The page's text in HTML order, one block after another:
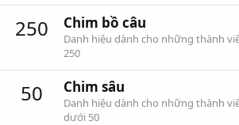
250 Chim bồ câu
Danh hiệu dành cho những thành
250
50 Chim sâu
Danh hiệu dành cho những thành
dưới 50